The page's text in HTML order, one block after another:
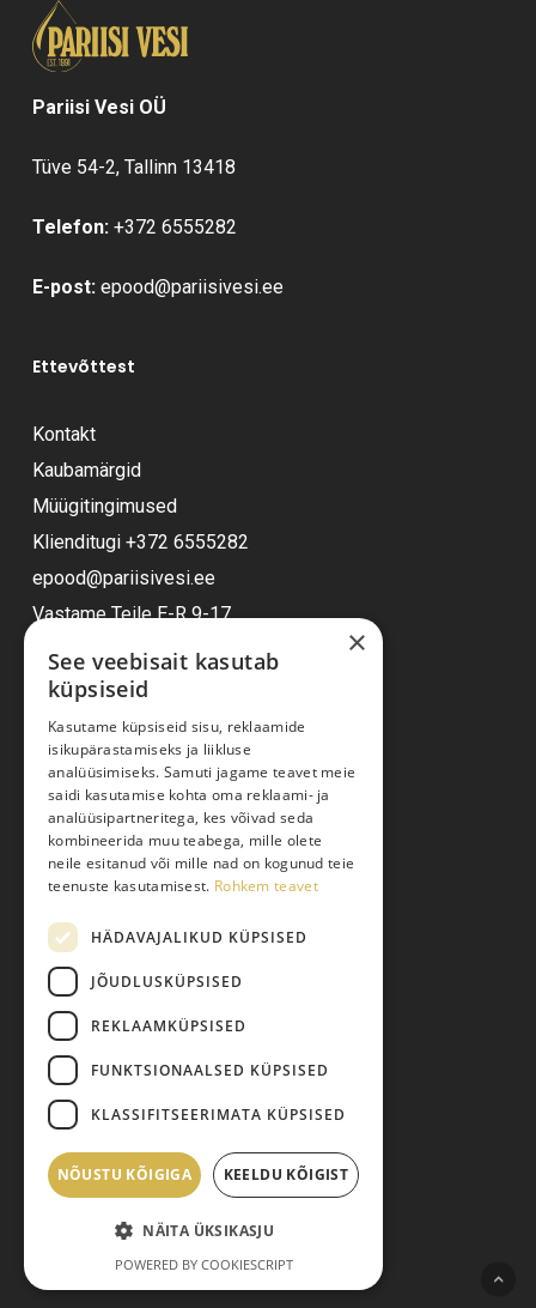
Vahesumma:
Vaata ostukorvi
Pariisi Vesi OÜ
Tüve 54-2, Tallinn 13418
Telefon: +372 6555282
E-post: epood@pariisivesi.ee
Ettevõttest
Kontakt
Kaubamärgid
Müügitingimused
Klienditugi +372 6555282
epood@pariisivesi.ee
Vastame Teile E-R 9-17
Ostuabi
Kauba kohaletoimetamine
Toodete tellimine
Maksmine
Järelmaks
Pretensiooni esitamine
Isikuandmete töötlemine
© 2026 Pariisi Vesi.
facebookinstagram
×
See veebisait kasutab
küpsiseid
Kasutame küpsiseid sisu, reklaamide
isikupärastamiseks ja liikluse
analüüsimiseks. Samuti jagame teavet meie
saidi kasutamise kohta oma reklaami- ja
analüüsipartneritega, kes võivad seda
kombineerida muu teabega, mille olete
neile esitanud või mille nad on kogunud teie
teenuste kasutamisest. Rohkem teavet
HÄDAVAJALIKUD KÜPSISED
JÕUDLUSKÜPSISED
REKLAAMKÜPSISED
FUNKTSIONAALSED KÜPSISED
KLASSIFITSEERIMATA KÜPSISED
NÕUSTU KÕIGIGA KEELDU KÕIGIST
NÄITA ÜKSIKASJU
POWERED BY COOKIESCRIPT